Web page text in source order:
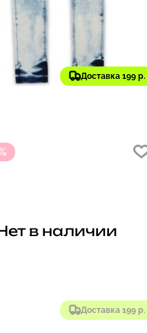
Доставка 199 р.
Оригинал
Men's Big and Tall
Skinny Denim Jeans |
Доставка 199 р.
в наличии